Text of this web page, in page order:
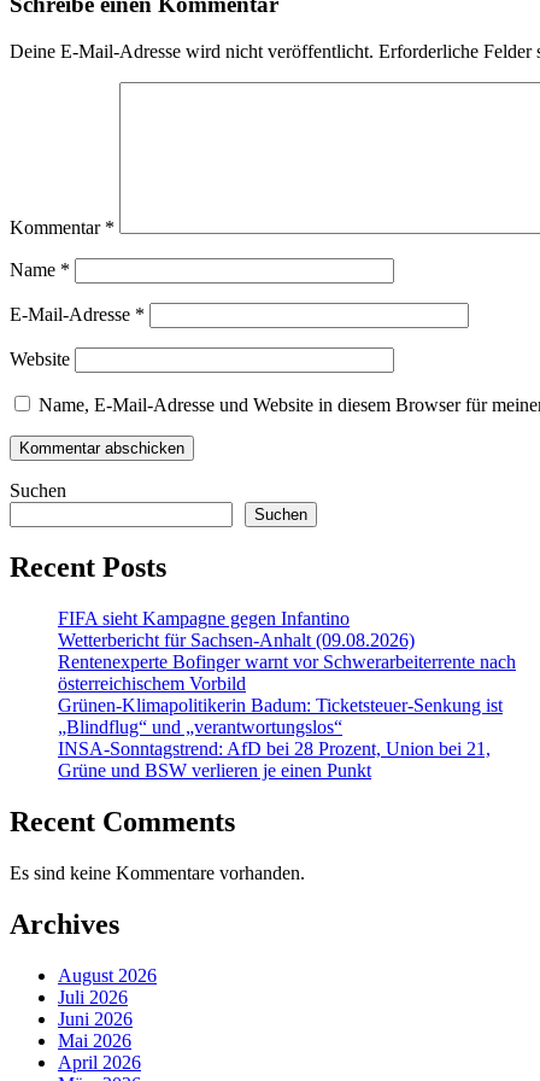
Deine E-Mail-Adresse wird nicht veröffentlicht. Erforderliche Felder
Kommentar *
Name *
E-Mail-Adresse *
Website
Name, E-Mail-Adresse und Website in diesem Browser für
Suchen
Suchen
Recent Posts
FIFA sieht Kampagne gegen Infantino
Wetterbericht für Sachsen-Anhalt (09.08.2026)
Rentenexperte Bofinger warnt vor Schwerarbeiterrente nach
österreichischem Vorbild
Grünen-Klimapolitikerin Badum: Ticketsteuer-Senkung ist
„Blindflug“ und „verantwortungslos“
INSA-Sonntagstrend: AfD bei 28 Prozent, Union bei 21,
Grüne und BSW verlieren je einen Punkt
Recent Comments
Es sind keine Kommentare vorhanden.
Archives
August 2026
Juli 2026
Juni 2026
Mai 2026
April 2026